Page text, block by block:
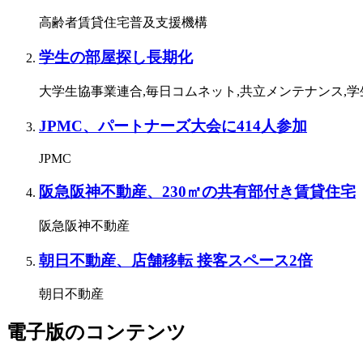
高齢者賃貸住宅普及支援機構
学生の部屋探し長期化
大学生協事業連合,毎日コムネット,共立メンテナンス,
JPMC、パートナーズ大会に414人参加
JPMC
阪急阪神不動産、230㎡の共有部付き賃貸住宅
阪急阪神不動産
朝日不動産、店舗移転 接客スペース2倍
朝日不動産
電子版のコンテンツ